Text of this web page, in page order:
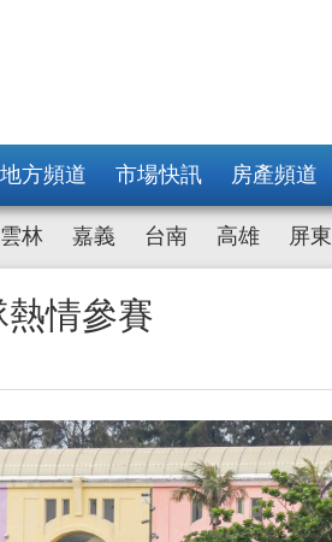
地方頻道 市場快訊 房產頻道
雲林 嘉義 台南 高雄 屏東
情參賽